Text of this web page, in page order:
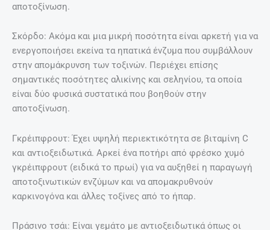
αποτοξίνωση.
Σκόρδο: Ακόμα και μια μικρή ποσότητα είναι αρκετή για να
ενεργοποιήσει εκείνα τα ηπατικά ένζυμα που συμβάλλουν
στην απομάκρυνση των τοξινών. Περιέχει επίσης
σημαντικές ποσότητες αλικίνης και σεληνίου, τα οποία
είναι δύο φυσικά συστατικά που βοηθούν στην
αποτοξίνωση.
Γκρέιπφρουτ: Έχει υψηλή περιεκτικότητα σε βιταμίνη C
και αντιοξειδωτικά. Αρκεί ένα ποτήρι από φρέσκο χυμό
γκρέιπφρουτ (ειδικά το πρωί) για να αυξηθεί η παραγωγή
αποτοξινωτικών ενζύμων και να απομακρυθνούν
καρκινογόνα και άλλες τοξίνες από το ήπαρ.
Πράσινο τσάι: Είναι γεμάτο με αντιοξειδωτικά όπως οι